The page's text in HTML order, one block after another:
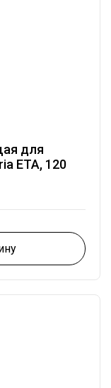
для
ETA, 120